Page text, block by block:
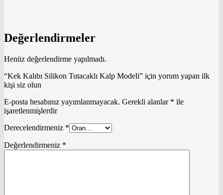
Değerlendirmeler
Henüz değerlendirme yapılmadı.
“Kek Kalıbı Silikon Tutacaklı Kalp Modeli” için yorum yapan ilk
kişi siz olun
E-posta hesabınız yayımlanmayacak. Gerekli alanlar * ile
işaretlenmişlerdir
Derecelendirmeniz *
Değerlendirmeniz *